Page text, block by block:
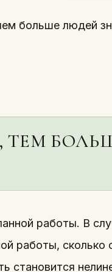
больше людей
ТЕМ
работы. В
работы, сколько
становится